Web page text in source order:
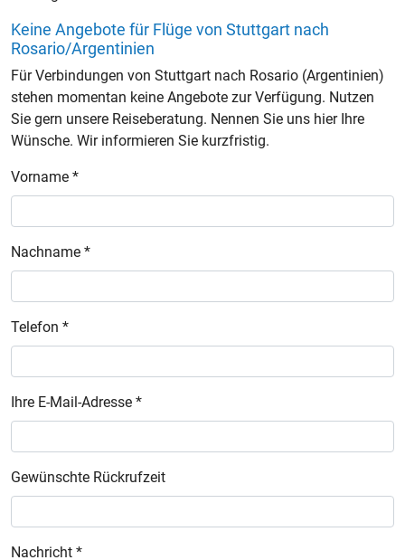
Keine Angebote für Flüge von Stuttgart nach
Rosario/Argentinien
Für Verbindungen von Stuttgart nach Rosario (Argentinien)
stehen momentan keine Angebote zur Verfügung. Nutzen
Sie gern unsere Reiseberatung. Nennen Sie uns hier Ihre
Wünsche. Wir informieren Sie kurzfristig.
Vorname *
Nachname *
Telefon *
Ihre E-Mail-Adresse *
Gewünschte Rückrufzeit
Nachricht *